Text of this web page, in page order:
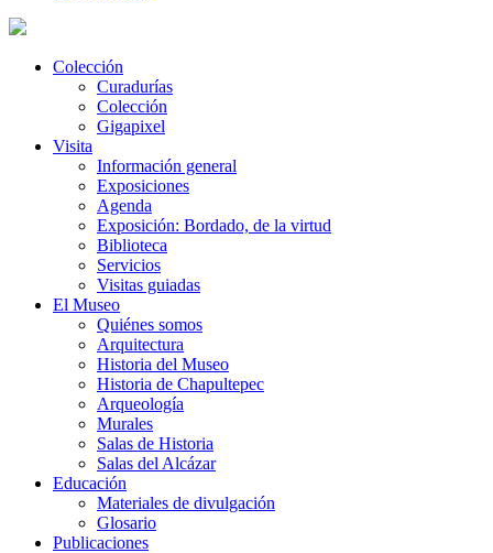
Colección
Curadurías
Colección
Gigapixel
Visita
Información general
Exposiciones
Agenda
Exposición: Bordado, de la virtud
Biblioteca
Servicios
Visitas guiadas
El Museo
Quiénes somos
Arquitectura
Historia del Museo
Historia de Chapultepec
Arqueología
Murales
Salas de Historia
Salas del Alcázar
Educación
Materiales de divulgación
Glosario
Publicaciones